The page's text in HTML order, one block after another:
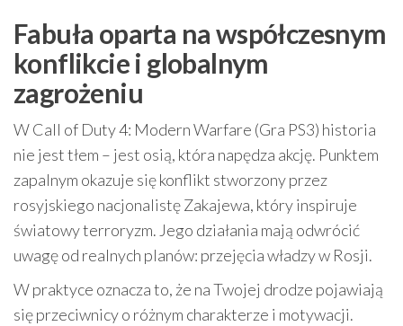
Fabuła oparta na współczesnym
konflikcie i globalnym
zagrożeniu
W Call of Duty 4: Modern Warfare (Gra PS3) historia
nie jest tłem – jest osią, która napędza akcję. Punktem
zapalnym okazuje się konflikt stworzony przez
rosyjskiego nacjonalistę Zakajewa, który inspiruje
światowy terroryzm. Jego działania mają odwrócić
uwagę od realnych planów: przejęcia władzy w Rosji.
W praktyce oznacza to, że na Twojej drodze pojawiają
się przeciwnicy o różnym charakterze i motywacji.